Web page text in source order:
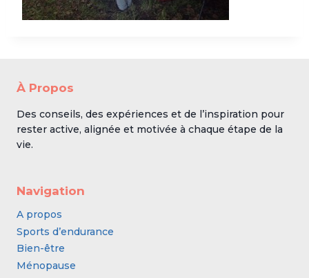
À Propos
Des conseils, des expériences et de l’inspiration pour
rester active, alignée et motivée à chaque étape de la
vie.
Navigation
A propos
Sports d’endurance
Bien-être
Ménopause